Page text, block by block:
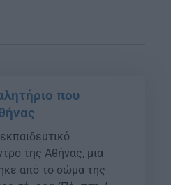
που
της Αθήνας, μια
από το σώμα της